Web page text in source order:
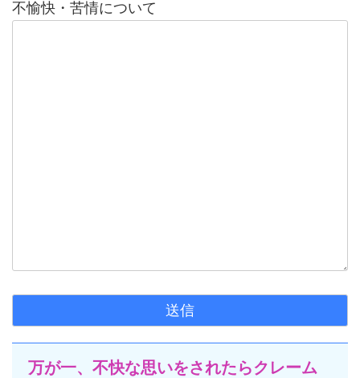
不愉快・苦情について
万が一、不快な思いをされたらクレーム